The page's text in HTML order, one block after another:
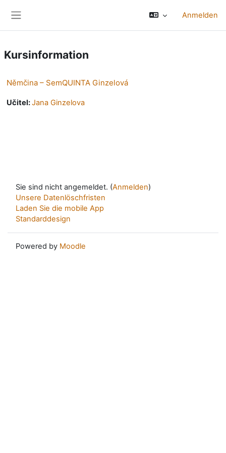
Anmelden
Kursinformation
Němčina – SemQUINTA Ginzelová
Učitel:Jana Ginzelova
Sie sind nicht angemeldet. (Anmelden)
Unsere Datenlöschfristen
Laden Sie die mobile App
Standarddesign
Powered by Moodle